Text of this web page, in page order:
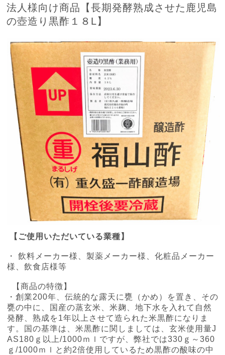
法人様向け商品【長期発酵熟成させた鹿児島
の壺造り黒酢１８L】
【ご使用いただいている業種】
・ 飲料メーカー様、製薬メーカー様、化粧品メーカー
様、飲食店様等
【商品の特徴】
・創業200年、伝統的な露天に甕（かめ）を置き、その
甕の中に、国産の蒸玄米、米麹、地下水を入れて自然
発酵、熟成を1年以上させて造られた米黒酢になりま
す。国の基準は、米黒酢に関しましては、玄米使用量J
AS180ｇ以上/1000ｍｌですが、弊社では330ｇ～360
ｇ/1000ｍｌと約2倍使用しているため黒酢の酸味の中